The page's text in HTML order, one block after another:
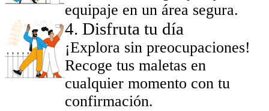
equipaje en un área segura.
4. Disfruta tu día
¡Explora sin preocupaciones!
Recoge tus maletas en
cualquier momento con tu
confirmación.